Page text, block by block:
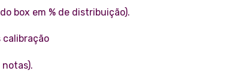
box em % de distribuição).
calibração